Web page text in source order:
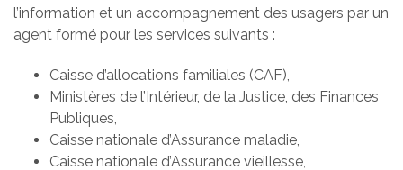
l’information et un accompagnement des usagers par un
agent formé pour les services suivants :
Caisse d’allocations familiales (CAF),
Ministères de l’Intérieur, de la Justice, des Finances
Publiques,
Caisse nationale d’Assurance maladie,
Caisse nationale d’Assurance vieillesse,